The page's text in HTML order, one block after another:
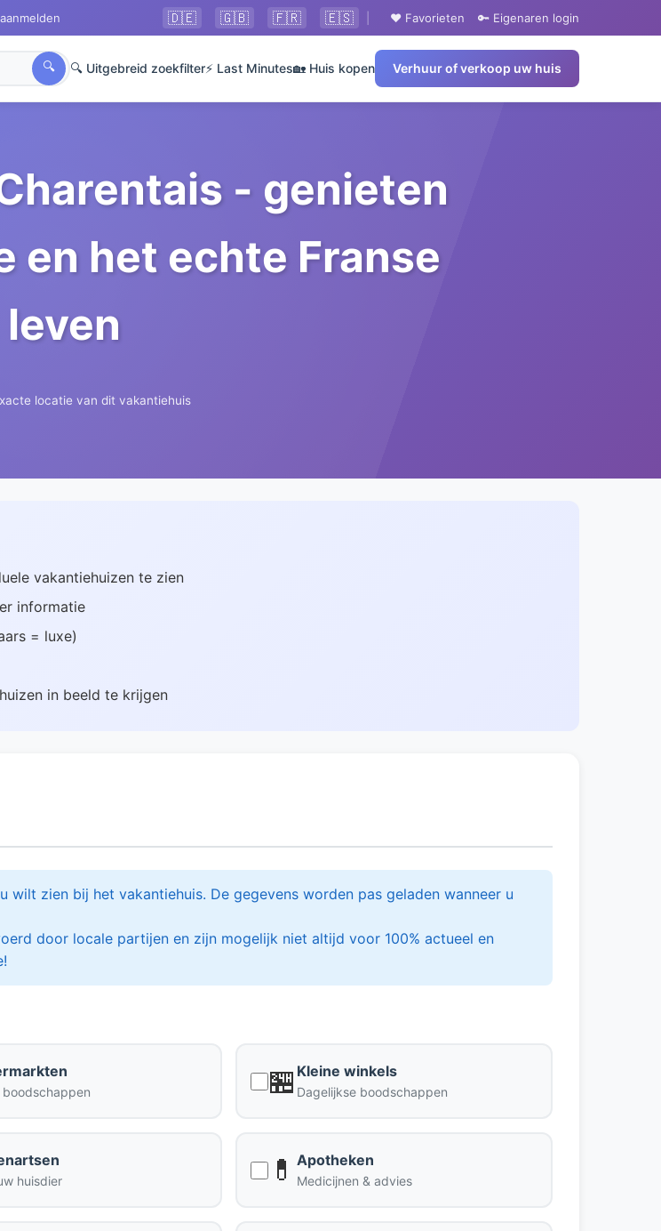
🇩🇪 🇬🇧 🇫🇷 🇪🇸 ❤️ Favorieten 🔑 Eigenaren login
🔍 🔍 Uitgebreid zoekfilter⚡ Last Minutes🏡 Huis kopen Verhuur of verkoop uw huis
- genieten
en het echte Franse
leven
locatie van dit vakantiehuis
vakantiehuizen te zien
informatie
= luxe)
in beeld te krijgen
wilt zien bij het vakantiehuis. De gegevens worden pas geladen wanneer u
door locale partijen en zijn mogelijk niet altijd voor 100% actueel en
boodschappen 🏪 Kleine winkels
Dagelijkse boodschappen
huisdier 💊Apotheken
Medicijnen & advies